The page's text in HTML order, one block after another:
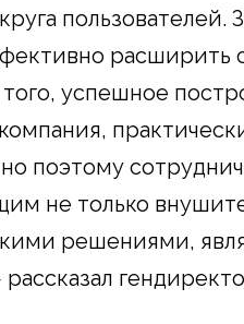
пользователей.
расширить
успешное
поэтому
не только
решениями,